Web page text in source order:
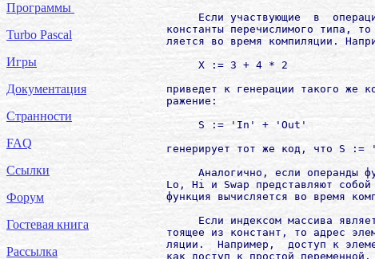
Программы
Turbo Pascal
Игры
Документация
Странности
FAQ
Ссылки
Форум
Гостевая книга
Рассылка
Если участвующие  в
константы перечислимого типа,
ляется во время компиляции.
             Х := 3 + 4 * 2
приведет к генерации такого же
        ражение:
             S := 'In' + 'Out'
генерирует тот же код, что S :=
Аналогично, если операнды
Lo, Hi и Swap представляют
функция вычисляется во время
Если индексом массива
тоящее из констант, то адрес
ляции.  Например,  доступ к